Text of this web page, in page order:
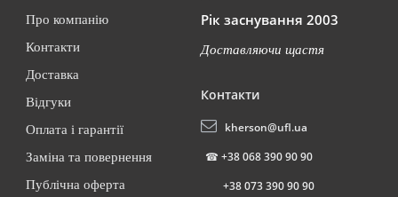
Про компанію
Контакти
Доставка
Відгуки
Оплата і гарантії
Заміна та повернення
Публічна оферта
Рік заснування 2003
Доставляючи щастя
Контакти
kherson@ufl.ua
☎ +38 068 390 90 90
+38 073 390 90 90